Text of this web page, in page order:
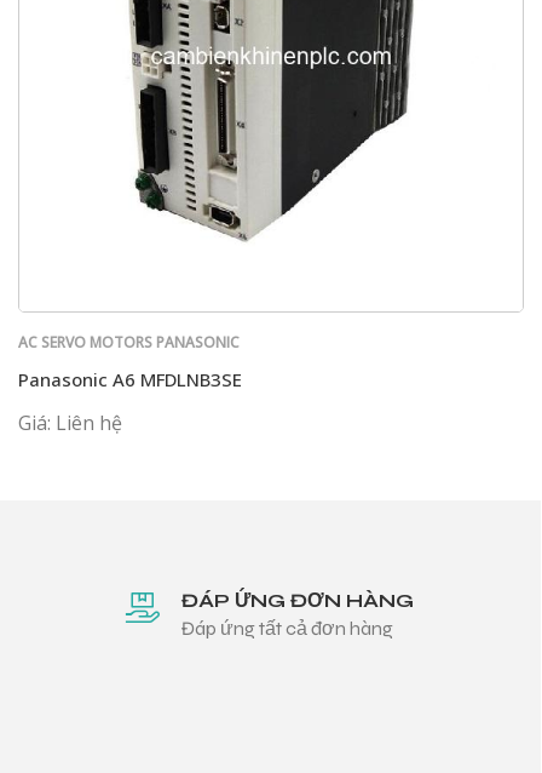
AC SERVO MOTORS PANASONIC
Panasonic A6 MFDLNB3SE
Giá: Liên hệ
ĐÁP ỨNG ĐƠN HÀNG
Đáp ứng tất cả đơn hàng